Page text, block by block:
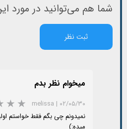
شما هم می‌توانید در مورد
ثبت نظر
میخوام نظر بدم
melissa | ۰۲/۰۵/۳۰
نمیدونم چی بگم فقط خواستم
میده:)